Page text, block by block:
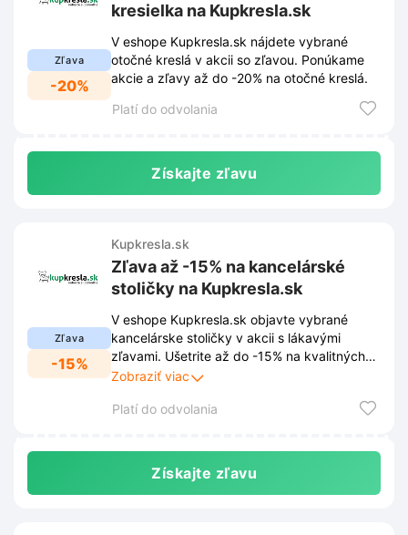
Zľava
-20%
kresielka na Kupkresla.sk
V eshope Kupkresla.sk nájdete vybrané
otočné kreslá v akcii so zľavou. Ponúkame
akcie a zľavy až do -20% na otočné kreslá.
Platí do odvolania
Získajte zľavu
Zľava
-15%
Kupkresla.sk
Zľava až -15% na kancelárské
stoličky na Kupkresla.sk
V eshope Kupkresla.sk objavte vybrané
kancelárske stoličky v akcii s lákavými
zľavami. Ušetrite až do -15% na kvalitných
modeloch, ktoré spríjemnia váš pracovný
Zobraziť viac
Platí do odvolania
Získajte zľavu